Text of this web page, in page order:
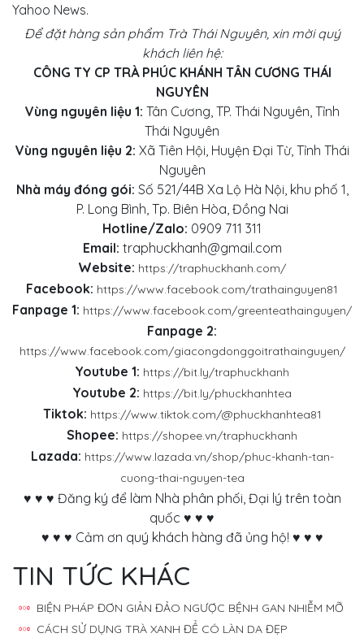
Yahoo News.
Để đặt hàng sản phẩm Trà Thái Nguyên, xin mời quý
khách liên hệ:
CÔNG TY CP TRÀ PHÚC KHÁNH TÂN CƯƠNG THÁI
NGUYÊN
Vùng nguyên liệu 1: Tân Cương, TP. Thái Nguyên, Tỉnh
Thái Nguyên
Vùng nguyên liệu 2: Xã Tiên Hội, Huyện Đại Từ, Tỉnh Thái
Nguyên
Nhà máy đóng gói: Số 521/44B Xa Lộ Hà Nội, khu phố 1,
P. Long Bình, Tp. Biên Hòa, Đồng Nai
Hotline/Zalo: 0909 711 311
Email: traphuckhanh@gmail.com
Website: https://traphuckhanh.com/
Facebook: https://www.facebook.com/trathainguyen81
Fanpage 1: https://www.facebook.com/greenteathainguyen/
Fanpage 2:
https://www.facebook.com/giacongdonggoitrathainguyen/
Youtube 1: https://bit.ly/traphuckhanh
Youtube 2: https://bit.ly/phuckhanhtea
Tiktok: https://www.tiktok.com/@phuckhanhtea81
Shopee: https://shopee.vn/traphuckhanh
Lazada: https://www.lazada.vn/shop/phuc-khanh-tan-
cuong-thai-nguyen-tea
♥ ♥ ♥ Đăng ký để làm Nhà phân phối, Đại lý trên toàn
quốc ♥ ♥ ♥
♥ ♥ ♥ Cảm ơn quý khách hàng đã ủng hộ! ♥ ♥ ♥
TIN TỨC KHÁC
BIỆN PHÁP ĐƠN GIẢN ĐẢO NGƯỢC BỆNH GAN NHIỄM MỠ
CÁCH SỬ DỤNG TRÀ XANH ĐỂ CÓ LÀN DA ĐẸP